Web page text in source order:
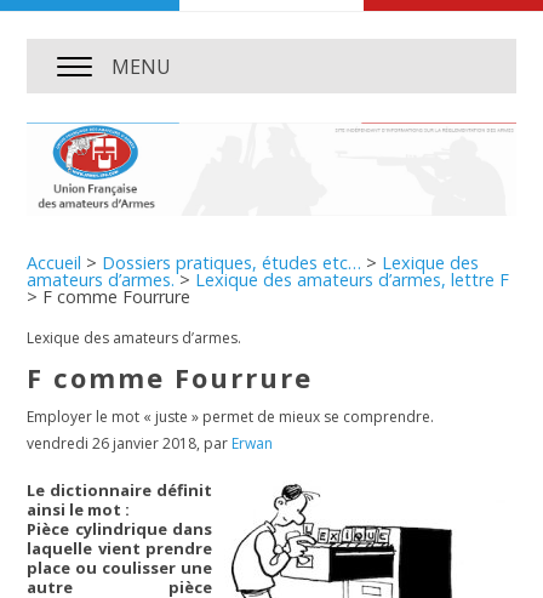
MENU
Accueil > Dossiers pratiques, études etc… > Lexique des
amateurs d’armes.> Lexique des amateurs d’armes, lettre F
> F comme Fourrure
Lexique des amateurs d’armes.
F comme Fourrure
Employer le mot « juste » permet de mieux se comprendre.
vendredi 26 janvier 2018, par Erwan
Le dictionnaire définit
ainsi le mot :
Pièce cylindrique dans
laquelle vient prendre
place ou coulisser une
autre pièce